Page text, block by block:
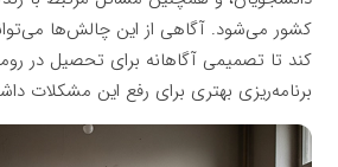
کشور می‌شود. آگاهی از این چالش‌ها
کند تا تصمیمی آگاهانه برای تحصیل در
برنامه‌ریزی بهتری برای رفع این مشکلات